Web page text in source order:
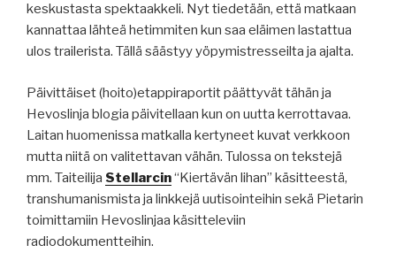
keskustasta spektaakkeli. Nyt tiedetään, että matkaan
kannattaa lähteä hetimmiten kun saa eläimen lastattua
ulos trailerista. Tällä säästyy yöpymistresseilta ja ajalta.
Päivittäiset (hoito)etappiraportit päättyvät tähän ja
Hevoslinja blogia päivitellaan kun on uutta kerrottavaa.
Laitan huomenissa matkalla kertyneet kuvat verkkoon
mutta niitä on valitettavan vähän. Tulossa on tekstejä
mm. Taiteilija Stellarcin“Kiertävän lihan” käsitteestä,
transhumanismista ja linkkejä uutisointeihin sekä Pietarin
toimittamiin Hevoslinjaa käsitteleviin
radiodokumentteihin.